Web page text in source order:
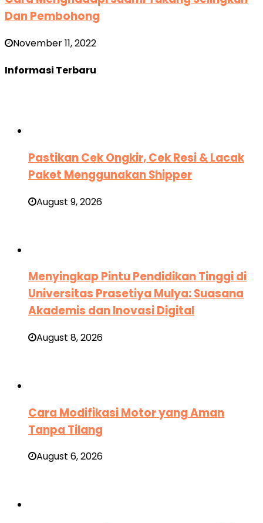
Dan Pembohong
November 11, 2022
Informasi Terbaru
Pastikan Cek Ongkir, Cek Resi & Lacak
Paket Menggunakan Shipper
August 9, 2026
Menyingkap Pintu Pendidikan Tinggi di
Universitas Prasetiya Mulya: Suasana
Akademis dan Inovasi Digital
August 8, 2026
Cara Modifikasi Motor yang Aman
Tanpa Tilang
August 6, 2026